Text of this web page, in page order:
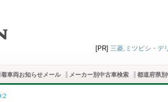
[PR] 三菱,ミツビシ・デ
車両お知らせメール メーカー別中古車検索 都道府県